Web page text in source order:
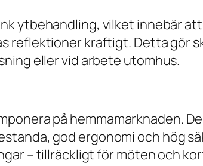
ytbehandling, vilket innebär
reflektioner kraftigt. Detta gör
eller vid arbete utomhus.
på hemmamarknaden.
god ergonomi och hög
– tillräckligt för möten och